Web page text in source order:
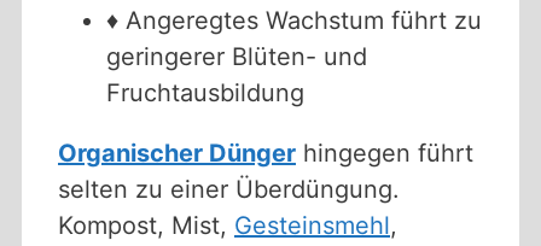
♦ Angeregtes Wachstum führt zu
geringerer Blüten- und
Fruchtausbildung
Organischer Dünger hingegen führt
selten zu einer Überdüngung.
Kompost, Mist, Gesteinsmehl,